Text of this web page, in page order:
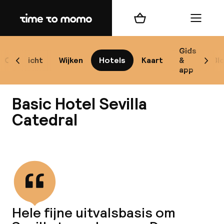
Home
Overzicht Wijken Hotels Kaart
Gids
&
app
Scroll naar links
Winkelmand Menu
Basic Hotel Sevilla
Catedral
Hele fijne uitvalsbasis om